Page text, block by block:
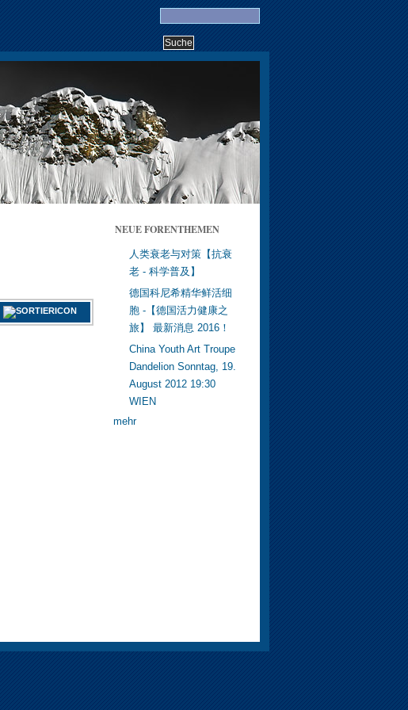
NEUE FORENTHEMEN
人类衰老与对策【抗衰
老 - 科学普及】
德国科尼希精华鲜活细
胞 -【德国活力健康之
旅】 最新消息 2016！
China Youth Art Troupe
Dandelion Sonntag, 19.
August 2012 19:30
WIEN
mehr